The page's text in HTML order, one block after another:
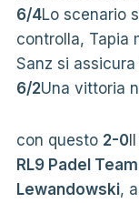
6/4Lo scenario
controlla, Tapia
Sanz si
6/2Una vittoria
con questo 2-0
RL9 Padel Team
Lewandowski,